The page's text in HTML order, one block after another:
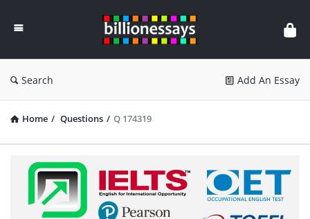
Essays
Search Add An Essay
Home / Questions / Q 174319